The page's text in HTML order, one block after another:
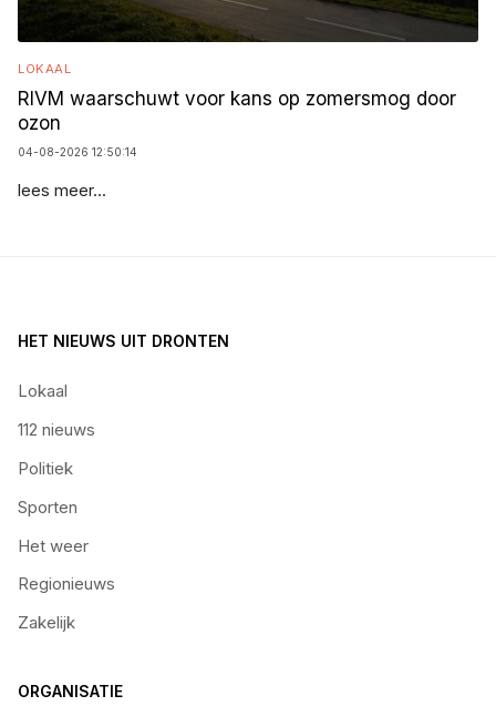
LOKAAL
RIVM waarschuwt voor kans op zomersmog door
ozon
04-08-2026 12:50:14
lees meer...
HET NIEUWS UIT DRONTEN
Lokaal
112 nieuws
Politiek
Sporten
Het weer
Regionieuws
Zakelijk
ORGANISATIE